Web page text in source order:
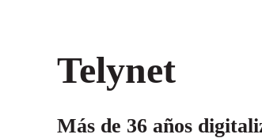
Telynet
Más de 36 años